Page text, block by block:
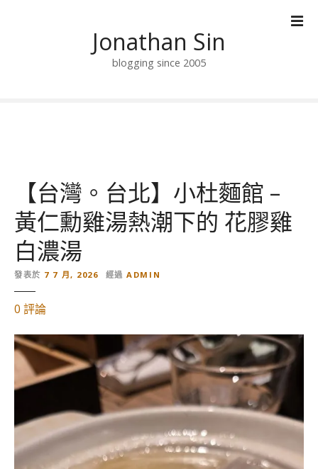
Jonathan Sin
blogging since 2005
【台灣。台北】小杜麵館 –
黃仁勳雞湯熱潮下的 花膠雞
白濃湯
發表於 7 7 月, 2026 經過 ADMIN
0 對
台
灣
。
台
】
小
評論